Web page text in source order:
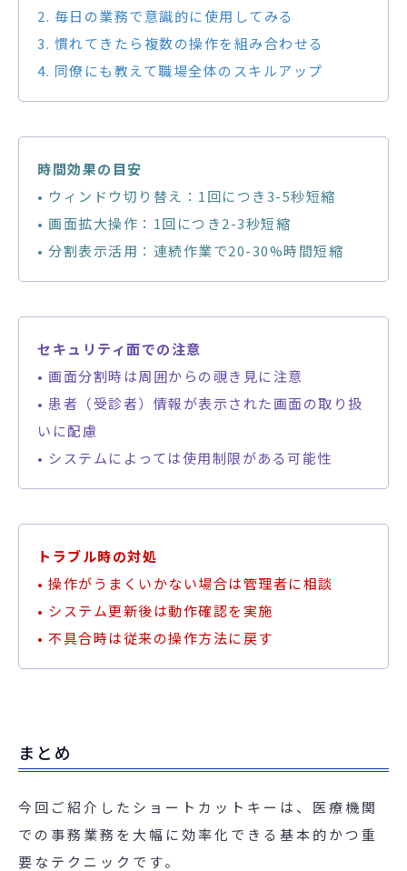
2. 毎日の業務で意識的に使用してみる
3. 慣れてきたら複数の操作を組み合わせる
4. 同僚にも教えて職場全体のスキルアップ
時間効果の目安
• ウィンドウ切り替え：1回につき3-5秒短縮
• 画面拡大操作：1回につき2-3秒短縮
• 分割表示活用：連続作業で20-30%時間短縮
セキュリティ面での注意
• 画面分割時は周囲からの覗き見に注意
• 患者（受診者）情報が表示された画面の取り扱
いに配慮
• システムによっては使用制限がある可能性
トラブル時の対処
• 操作がうまくいかない場合は管理者に相談
• システム更新後は動作確認を実施
• 不具合時は従来の操作方法に戻す
まとめ
今回ご紹介したショートカットキーは、医療機関
での事務業務を大幅に効率化できる基本的かつ重
要なテクニックです。